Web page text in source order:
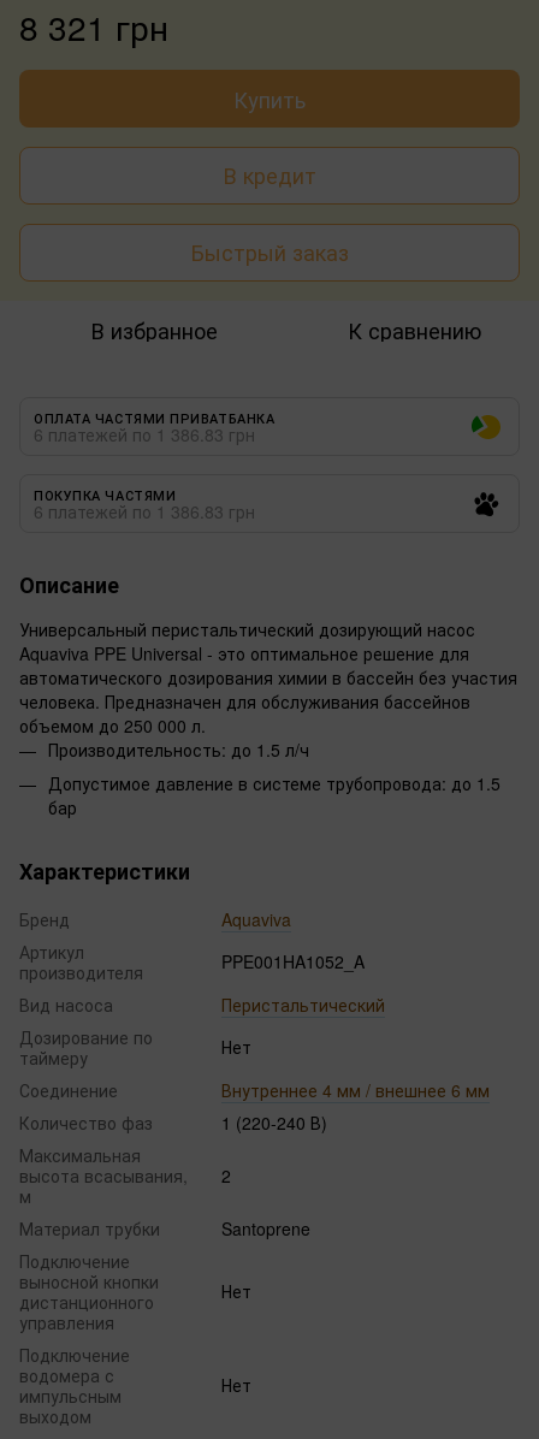
8 321 грн
Купить
В кредит
Быстрый заказ
В избранное К сравнению
ОПЛАТА ЧАСТЯМИ ПРИВАТБАНКА
6 платежей по 1 386.83 грн
ПОКУПКА ЧАСТЯМИ
6 платежей по 1 386.83 грн
Описание
Универсальный перистальтический дозирующий насос
Aquaviva PPE Universal - это оптимальное решение для
автоматического дозирования химии в бассейн без участия
человека. Предназначен для обслуживания бассейнов
объемом до 250 000 л.
Производительность: до 1.5 л/ч
Допустимое давление в системе трубопровода: до 1.5
бар
Характеристики
Бренд
Aquaviva
Артикул
производителя
PPE001HA1052_A
Вид насоса
Перистальтический
Дозирование по
таймеру
Нет
Соединение
Внутреннее 4 мм / внешнее 6 мм
Количество фаз
1 (220-240 В)
Максимальная
высота всасывания,
м
2
Материал трубки
Santoprene
Подключение
выносной кнопки
дистанционного
управления
Нет
Подключение
водомера с
импульсным
выходом
Нет